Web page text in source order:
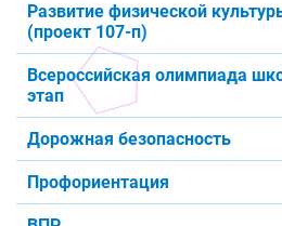
Развитие физической
(проект 107-п)
Всероссийская олимпиада
этап
Дорожная безопасность
Профориентация